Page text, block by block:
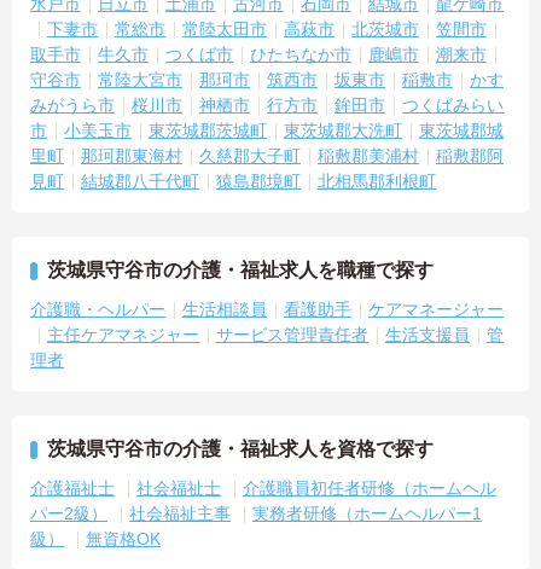
下妻市
常総市 常陸太田市 高萩市 北茨城市
笠間市
取手市
牛久市 つくば市 ひたちなか市 鹿嶋市
潮来市
守谷市
常陸大宮市 那珂市 筑西市 坂東市 稲敷市
かす
みがうら市
桜川市 神栖市 行方市 鉾田市
つくばみらい
市
小美玉市 東茨城郡茨城町 東茨城郡大洗町
東茨城郡城
里町
那珂郡東海村 久慈郡大子町 稲敷郡美浦村
稲敷郡阿
見町
結城郡八千代町 猿島郡境町 北相馬郡利根町
茨城県守谷市の介護・福祉求人を職種で探す
介護職・ヘルパー 生活相談員 看護助手
ケアマネージャー
主任ケアマネジャー
サービス管理責任者 生活支援員
管
理者
茨城県守谷市の介護・福祉求人を資格で探す
介護福祉士 社会福祉士
介護職員初任者研修（ホームヘル
パー2級）
社会福祉主事
実務者研修（ホームヘルパー1
級）
無資格OK